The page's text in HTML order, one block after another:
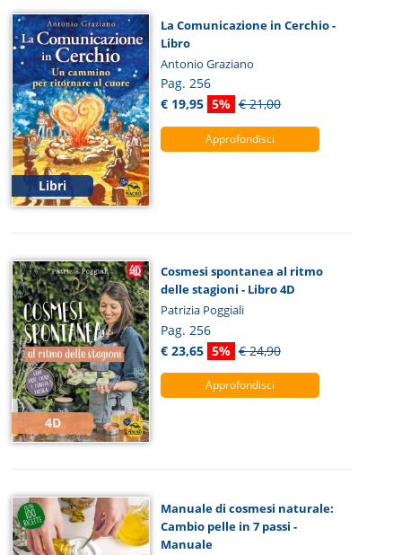
Libri
La Comunicazione in Cerchio -
Libro
Antonio Graziano
Pag. 256
€ 19,95 5% € 21,00
Approfondisci
4D
Cosmesi spontanea al ritmo
delle stagioni - Libro 4D
Patrizia Poggiali
Pag. 256
€ 23,65 5% € 24,90
Approfondisci
Manuale di cosmesi naturale:
Cambio pelle in 7 passi -
Manuale